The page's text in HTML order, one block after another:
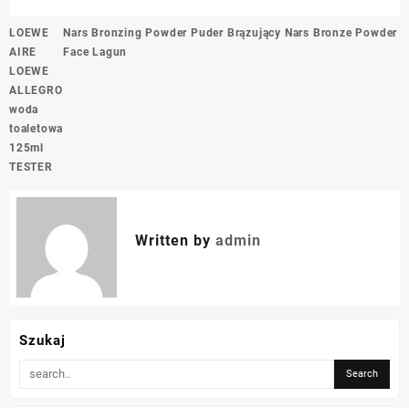
Nawigacja
wpisu
LOEWE
AIRE
LOEWE
ALLEGRO
woda
toaletowa
125ml
TESTER
Nars Bronzing Powder Puder Brązujący Nars Bronze Powder
Face Lagun
Written by admin
Szukaj